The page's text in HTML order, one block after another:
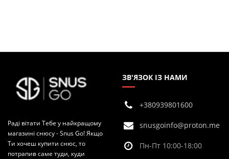
Раді вітати Тебе у найкращому
магазині снюсу - Snus Go! Якщо
Ти хочеш купити снюс, то
потрапив саме туди, куди
ЗВ'ЯЗОК ІЗ НАМИ
+380939801600
snusgoinfo@proton.me
Пн-Пт 10:00-18:00